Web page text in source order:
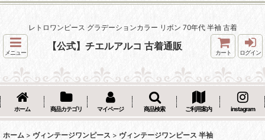
レトロワンピース グラデーションカラー リボン 70年代 半袖 古着
メニュー
【公式】チエルアルコ 古着通販
カート ログイン
ホーム 商品カテゴリ マイページ 商品検索 ご利用案内 instagram
ホーム > ヴィンテージワンピース > ヴィンテージワンピース 半袖